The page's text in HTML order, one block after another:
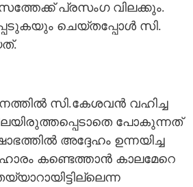
പ്രസംഗ വിലക്കും.
ചെയ്തപ്പോൾ സി.
സി.കേശവൻ വഹിച്ച
പോകുന്നത്
അദ്ദേഹം ഉന്നയിച്ച
കണ്ടെത്താൻ കാലമേറെ